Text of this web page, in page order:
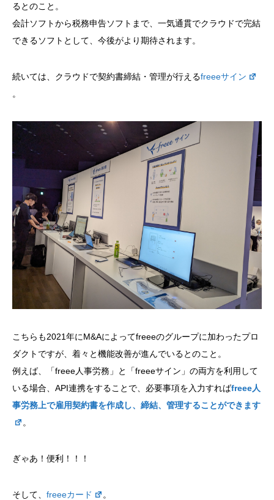
るとのこと。
会計ソフトから税務申告ソフトまで、一気通貫でクラウドで完結
できるソフトとして、今後がより期待されます。
続いては、クラウドで契約書締結・管理が行えるfreeeサイン
。
こちらも2021年にM&Aによってfreeeのグループに加わったプロ
ダクトですが、着々と機能改善が進んでいるとのこと。
例えば、「freee人事労務」と「freeeサイン」の両方を利用して
いる場合、API連携をすることで、必要事項を入力すればfreee人
事労務上で雇用契約書を作成し、締結、管理することができます
。
ぎゃあ！便利！！！
そして、 freeeカード
。